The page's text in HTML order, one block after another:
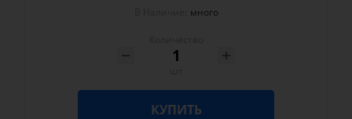
много
КУПИТЬ